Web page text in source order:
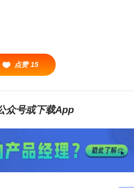
点赞 15
众号或下载App